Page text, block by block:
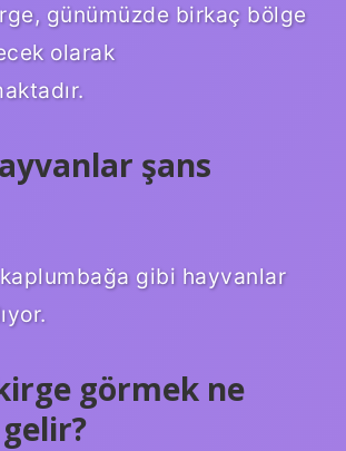
günümüzde birkaç bölge
olarak
şans
gibi hayvanlar
görmek ne